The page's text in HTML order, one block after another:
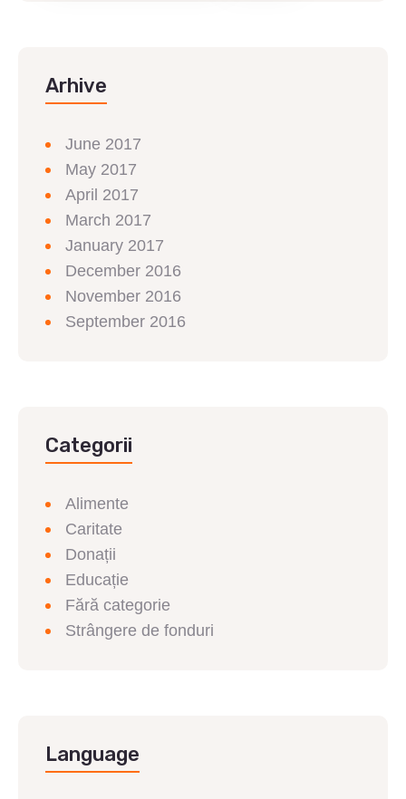
Arhive
June 2017
May 2017
April 2017
March 2017
January 2017
December 2016
November 2016
September 2016
Categorii
Alimente
Caritate
Donații
Educație
Fără categorie
Strângere de fonduri
Language